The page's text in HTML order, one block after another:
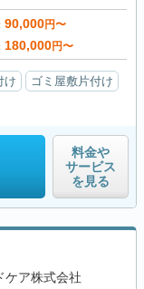
90,000円〜
180,000円〜
け
ゴミ屋敷片付け
料金や
サービス
を見る
ケア株式会社